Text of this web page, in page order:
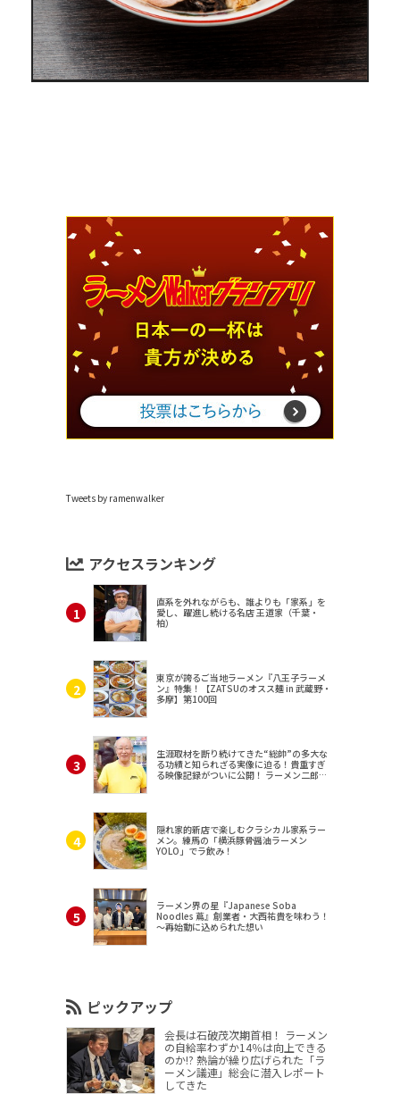
Tweets by ramenwalker
アクセスランキング
直系を外れながらも、誰よりも「家系」を
愛し、躍進し続ける名店 王道家（千葉・
柏）
東京が誇るご当地ラーメン『八王子ラーメ
ン』特集！【ZATSUのオスス麺 in 武蔵野・
多摩】第100回
生涯取材を断り続けてきた“総帥”の多大な
る功績と知られざる実像に迫る！貴重すぎ
る映像記録がついに公開！ ラーメン二郎
隠れ家的新店で楽しむクラシカル家系ラー
メン。練馬の「横浜豚骨醤油ラーメン
YOLO」でラ飲み！
ラーメン界の星『Japanese Soba
Noodles 蔦』創業者・大西祐貴を味わう！
～再始動に込められた想い
ピックアップ
会長は石破茂次期首相！ ラーメン
の自給率わずか14％は向上できる
のか!? 熱論が繰り広げられた「ラ
ーメン議連」総会に潜入レポート
してきた